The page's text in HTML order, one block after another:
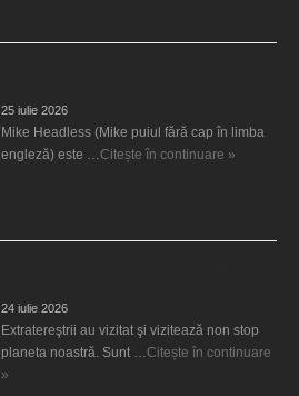
25 iulie 2026
Mike Headless (Mike puiul fără cap în limba
engleză) este …Citește în continuare »
24 iulie 2026
Extratereştrii au vizitat şi vizitează non stop
planeta noastră. Sunt …Citește în continuare
»